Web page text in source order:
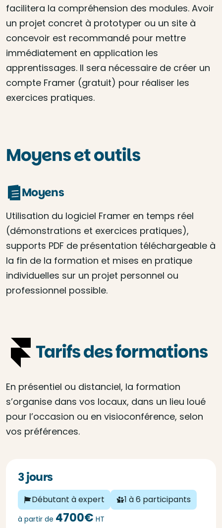
facilitera la compréhension des modules. Avoir
un projet concret à prototyper ou un site à
concevoir est recommandé pour mettre
immédiatement en application les
apprentissages. Il sera nécessaire de créer un
compte Framer (gratuit) pour réaliser les
exercices pratiques.
Moyens et outils
Moyens
Utilisation du logiciel Framer en temps réel
(démonstrations et exercices pratiques),
supports PDF de présentation téléchargeable à
la fin de la formation et mises en pratique
individuelles sur un projet personnel ou
professionnel possible.
Tarifs des formations
En présentiel ou distanciel, la formation
s’organise dans vos locaux, dans un lieu loué
pour l’occasion ou en visioconférence, selon
vos préférences.
3 jours
Débutant à expert 1 à 6 participants
à partir de 4700€ HT